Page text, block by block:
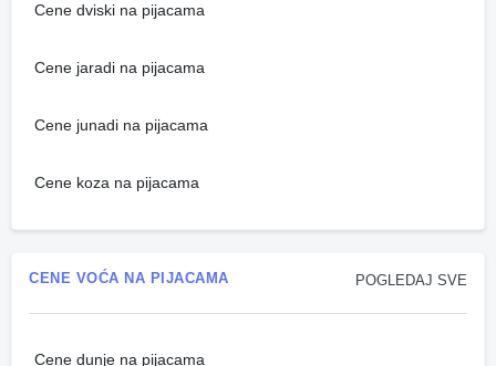
Cene dviski na pijacama
Cene jaradi na pijacama
Cene junadi na pijacama
Cene koza na pijacama
POGLEDAJ SVE
CENE VOĆA NA PIJACAMA
Cene dunje na pijacama